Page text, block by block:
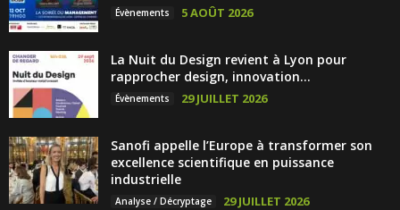
Évènements 5 AOÛT 2026
La Nuit du Design revient à Lyon pour
rapprocher design, innovation...
Évènements 29 JUILLET 2026
Sanofi appelle l’Europe à transformer son
excellence scientifique en puissance
industrielle
Analyse / Décryptage 29 JUILLET 2026